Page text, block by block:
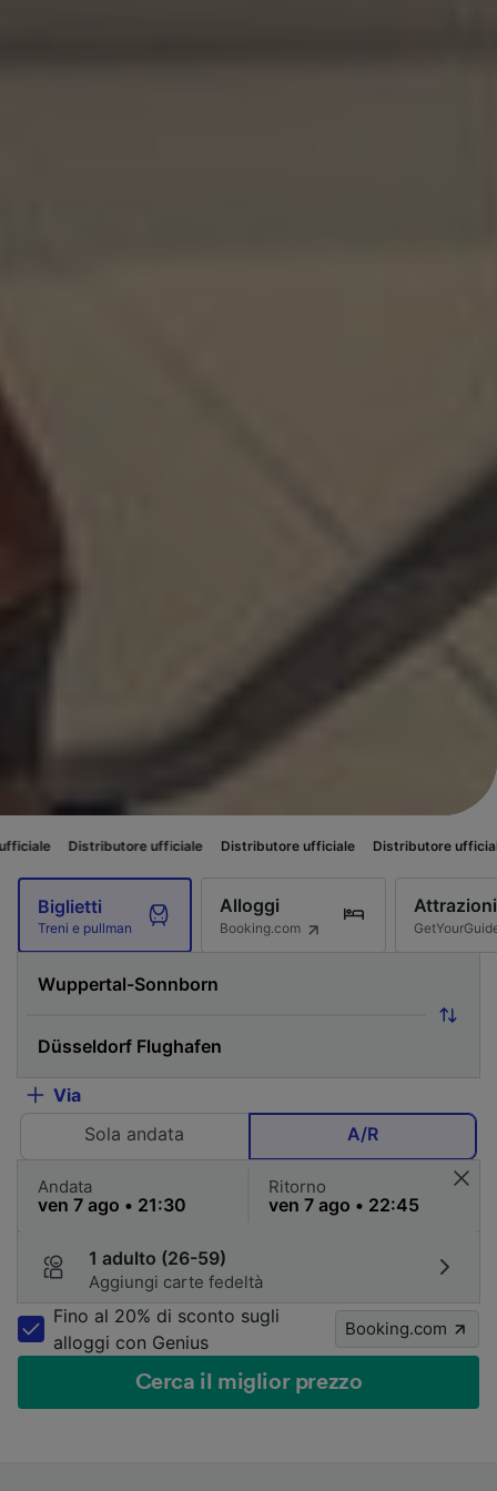
ufficiale Distributore ufficiale Distributore ufficiale
Biglietti
Treni e pullman
Alloggi
Booking.com
Attrazioni
Via
Sola andata
A/R
Andata Ritorno
1 adulto (26-59)
Aggiungi carte fedeltà
Fino al 20% di sconto sugli
alloggi con Genius
Booking.com
Cerca il miglior prezzo